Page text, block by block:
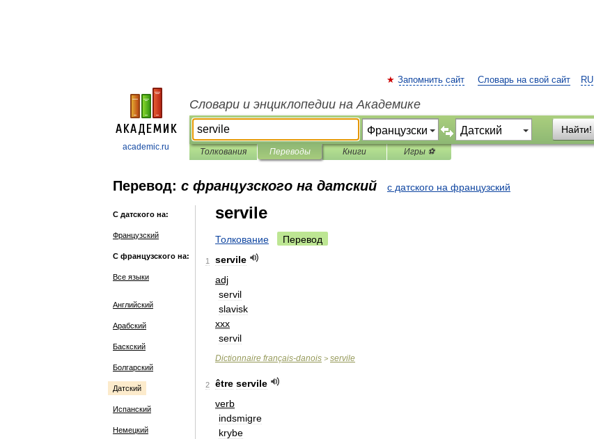
academic.ru
RU
Запомнить сайт Словарь на свой сайт
Словари и энциклопедии на Академике
Найти!
Толкования Переводы Книги Игры ⚽
Перевод: с французского на датский с датского на французский
С датского на:
Французский
С французского на:
Все языки
Английский
Арабский
Баскский
Болгарский
Датский
Испанский
Немецкий
servile
Толкование Перевод
1
servile
adj
servil
slavisk
xxx
servil
Dictionnaire français-danois > servile
2 être servile
verb
indsmigre
krybe